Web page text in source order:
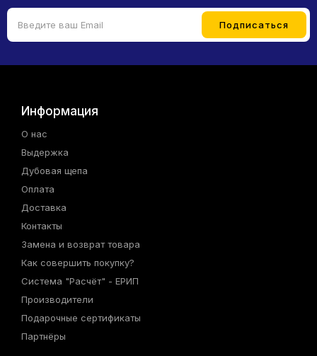
Информация
О нас
Выдержка
Дубовая щепа
Оплата
Доставка
Контакты
Замена и возврат товара
Как совершить покупку?
Система "Расчёт" - ЕРИП
Производители
Подарочные сертификаты
Партнёры